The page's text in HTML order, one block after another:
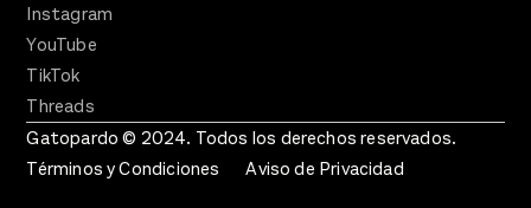
Instagram
YouTube
TikTok
Threads
Gatopardo © 2024. Todos los derechos reservados.
Términos y Condiciones
Aviso de Privacidad